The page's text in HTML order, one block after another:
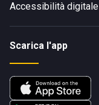
Accessibilità digitale
Scarica l'app